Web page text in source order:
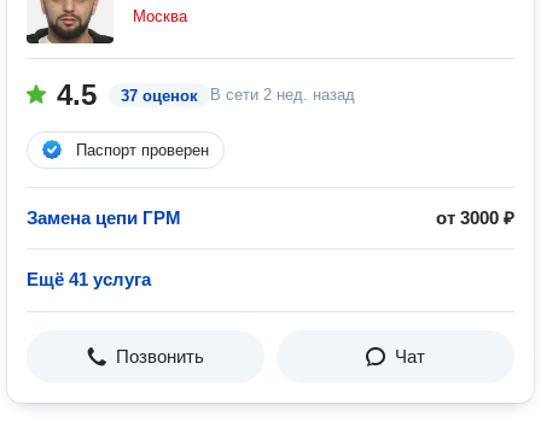
Москва
4.5 37 оценок В сети 2 нед. назад
Паспорт проверен
Замена цепи ГРМ от 3000 ₽
Ещё 41 услуга
Позвонить Чат